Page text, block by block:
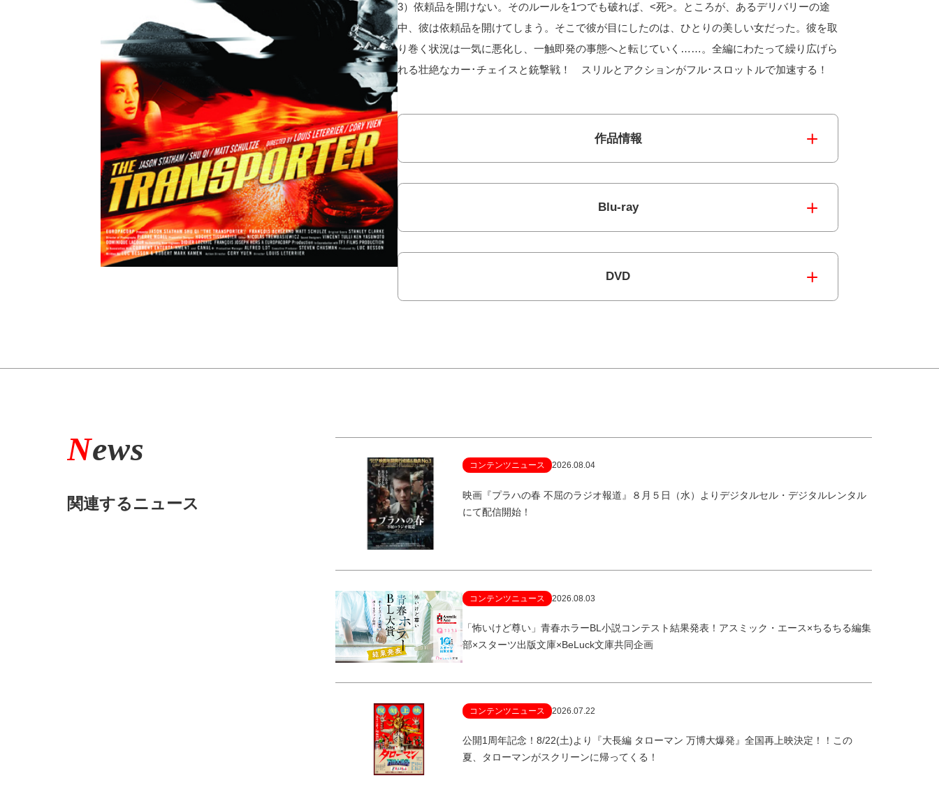
3）依頼品を開けない。そのルールを1つでも破れば、<死>。ところが、あるデリバリーの途
中、彼は依頼品を開けてしまう。そこで彼が目にしたのは、ひとりの美しい女だった。彼を取
り巻く状況は一気に悪化し、一触即発の事態へと転じていく……。全編にわたって繰り広げら
れる壮絶なカー･チェイスと銃撃戦！ スリルとアクションがフル･スロットルで加速する！
作品情報
Blu-ray
DVD
News
関連するニュース
コンテンツニュース 2026.08.04
映画『プラハの春 不屈のラジオ報道』８月５日（水）よりデジタルセル・デジタルレンタル
にて配信開始！
コンテンツニュース 2026.08.03
「怖いけど尊い」青春ホラーBL小説コンテスト結果発表！アスミック・エース×ちるちる編集
部×スターツ出版文庫×BeLuck文庫共同企画
コンテンツニュース 2026.07.22
公開1周年記念！8/22(土)より『大長編 タローマン 万博大爆発』全国再上映決定！！この
夏、タローマンがスクリーンに帰ってくる！